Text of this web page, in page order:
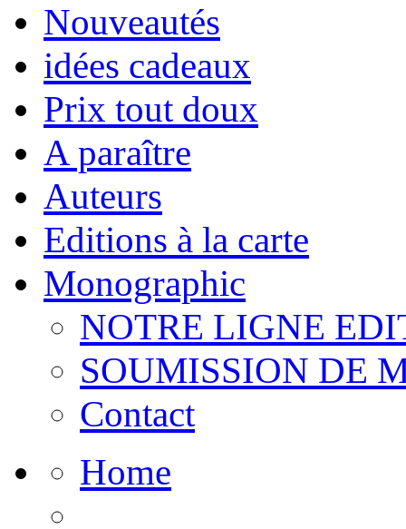
Nouveautés
idées cadeaux
Prix tout doux
A paraître
Auteurs
Editions à la carte
Monographic
NOTRE LIGNE
SOUMISSION DE
Contact
Home